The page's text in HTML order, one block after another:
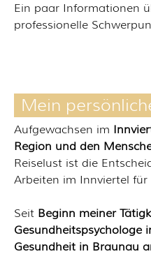
Ein paar Informationen
professionelle
Mein
Aufgewachsen im
Region und den
Reiselust ist die
Arbeiten im Innviertel für
Seit Beginn meiner
Gesundheitspsychologe
Gesundheit in Braunau